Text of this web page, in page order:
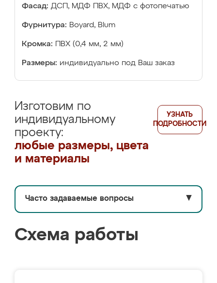
Фасад: ДСП, МДФ ПВХ, МДФ с фотопечатью
Фурнитура: Boyard, Blum
Кромка: ПВХ (0,4 мм, 2 мм)
Размеры: индивидуально под Ваш заказ
Изготовим по
индивидуальному
проекту:
любые размеры, цвета
и материалы
УЗНАТЬ
ПОДРОБНОСТИ
Часто задаваемые вопросы ▼
Схема работы